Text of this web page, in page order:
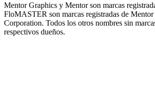
Mentor Graphics y Mentor son marcas
FloMASTER son marcas registradas de
Corporation. Todos los otros nombres sin
respectivos dueños.